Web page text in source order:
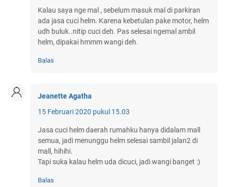
Kalau saya nge mal , sebelum masuk mal di parkiran
ada jasa cuci helm. Karena kebetulan pake motor, helm
udh buluk..nitip cuci deh. Pas selesai ngemal ambil
helm, dipakai hmmm wangi deh.
Balas
Jeanette Agatha
15 Februari 2020 pukul 15.03
Jasa cuci helm daerah rumahku hanya didalam mall
semua, jadi menunggu helm selesai sambil jalan2 di
mall, hihihi.
Tapi suka kalau helm uda dicuci, jadi wangi banget :)
Balas